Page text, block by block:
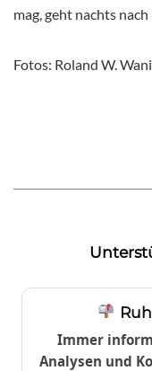
mag, geht nachts
Fotos: Roland W.
Immer
Analysen und